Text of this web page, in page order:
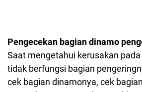
Pengecekan bagian dinamo
Saat mengetahui kerusakan
tidak berfungsi bagian
cek bagian dinamonya, cek